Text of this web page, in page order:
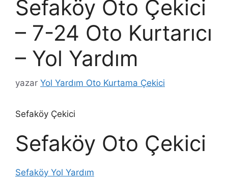
Sefaköy Oto Çekici
– 7-24 Oto Kurtarıcı
– Yol Yardım
yazar Yol Yardım Oto Kurtama Çekici
Sefaköy Çekici
Sefaköy Oto Çekici
Sefaköy Yol Yardım